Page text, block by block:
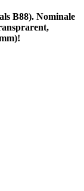
B88). Nominale